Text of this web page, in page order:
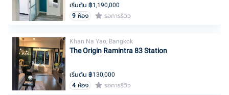
เริ่มต้น ฿1,190,000
9 ห้อง รอการรีวิว
Khan Na Yao, Bangkok
The Origin Ramintra 83 Station
เริ่มต้น ฿130,000
4 ห้อง รอการรีวิว